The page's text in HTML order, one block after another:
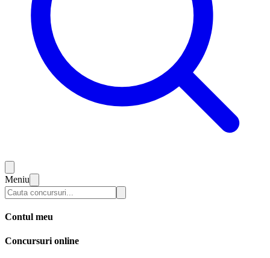
Meniu
Contul meu
Concursuri online